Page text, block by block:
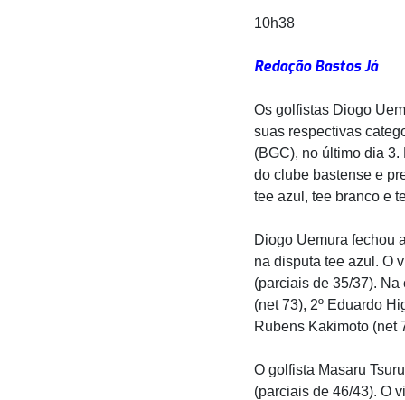
10h38
Redação Bastos Já
Os golfistas Diogo
suas respectivas
(BGC), no último dia
do clube bastense e
tee azul, tee branco e
Diogo Uemura fechou
na disputa tee azul. O
(parciais de 35/37).
(net 73), 2º Eduardo
Rubens Kakimoto (net
O golfista Masaru
(parciais de 46/43). O